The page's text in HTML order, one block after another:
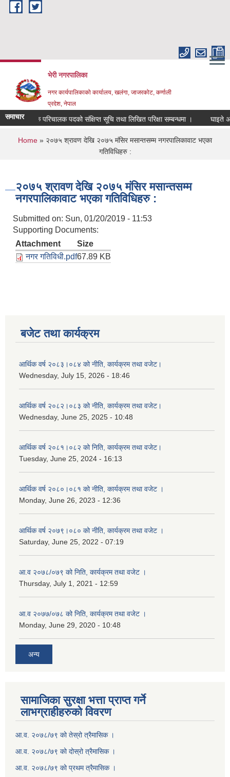
Skip to main content
भेरी नगरपालिका
नगर कार्यपालिकाको कार्यालय, खलंगा, जाजरकोट, कर्णाली
प्रदेश, नेपाल
समाचार
सामाजिक परिचालक पदको संक्षिप्त सूचि तथा लिखित परिक्षा सम्बन्धमा । घाइते
You are here
Home » २०७५ श्रावण देखि २०७५ मंसिर मसान्तसम्म नगरपालिकावाट भएका
गतिविधिहरु :
२०७५ श्रावण देखि २०७५ मंसिर मसान्तसम्म
नगरपालिकावाट भएका गतिविधिहरु :
Submitted on: Sun, 01/20/2019 - 11:53
Supporting Documents:
Attachment
Size
नगर गतिविधी.pdf67.89 KB
बजेट तथा कार्यक्रम
आर्थिक वर्ष २०८३।०८४ को नीति, कार्यक्रम तथा वजेट।
Wednesday, July 15, 2026 - 18:46
आर्थिक वर्ष २०८२।०८३ को नीति, कार्यक्रम तथा वजेट।
Wednesday, June 25, 2025 - 10:48
आर्थिक वर्ष २०८१।०८२ को निति, कार्यक्रम तथा वजेट।
Tuesday, June 25, 2024 - 16:13
आर्थिक वर्ष २०८०।०८१ को नीति, कार्यक्रम तथा वजेट ।
Monday, June 26, 2023 - 12:36
आर्थिक वर्ष २०७९।०८० को नीति, कार्यक्रम तथा वजेट ।
Saturday, June 25, 2022 - 07:19
आ.व २०७८/०७९ को निति, कार्यक्रम तथा वजेट ।
Thursday, July 1, 2021 - 12:59
आ.व २०७७/०७८ को निति, कार्यक्रम तथा वजेट ।
Monday, June 29, 2020 - 10:48
अन्य
सामाजिका सुरक्षा भत्ता प्राप्त गर्ने
लाभग्राहीहरुको विवरण
आ.व. २०७८/७९ को तेस्रो त्रैमासिक ।
आ.व. २०७८/७९ को दोस्रो त्रैमासिक ।
आ.व. २०७८/७९ को प्रथम त्रैमासिक ।